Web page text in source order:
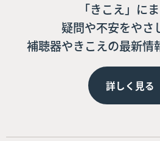
「きこえ」に
疑問や不安をやさ
補聴器やきこえの最新情
詳しく見る